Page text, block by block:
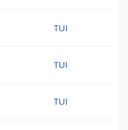
TUI
TUI
TUI